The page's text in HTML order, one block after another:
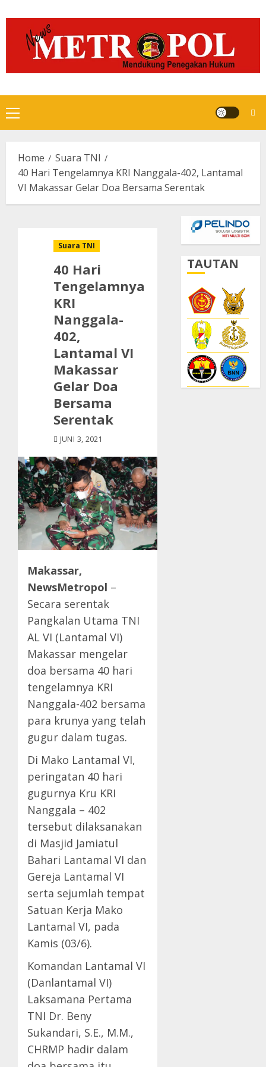
to
content
Primary
Menu
Home
Suara TNI
40 Hari Tengelamnya KRI Nanggala-402, Lantamal
VI Makassar Gelar Doa Bersama Serentak
Suara TNI
40 Hari
Tengelamnya
KRI
Nanggala-
402,
Lantamal VI
Makassar
Gelar Doa
Bersama
Serentak
JUNI 3, 2021
Makassar,
NewsMetropol –
Secara serentak
Pangkalan Utama TNI
AL VI (Lantamal VI)
Makassar mengelar
doa bersama 40 hari
tengelamnya KRI
Nanggala-402 bersama
para krunya yang telah
gugur dalam tugas.
Di Mako Lantamal VI,
peringatan 40 hari
gugurnya Kru KRI
Nanggala – 402
tersebut dilaksanakan
di Masjid Jamiatul
Bahari Lantamal VI dan
Gereja Lantamal VI
serta sejumlah tempat
Satuan Kerja Mako
Lantamal VI, pada
Kamis (03/6).
Komandan Lantamal VI
(Danlantamal VI)
Laksamana Pertama
TNI Dr. Beny
Sukandari, S.E., M.M.,
CHRMP hadir dalam
TAUTAN